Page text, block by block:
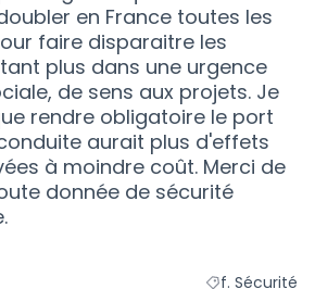
en France toutes les
faire disparaitre les
plus dans une urgence
de sens aux projets. Je
rendre obligatoire le port
aurait plus d'effets
à moindre coût. Merci de
donnée de sécurité
f. Sécurité